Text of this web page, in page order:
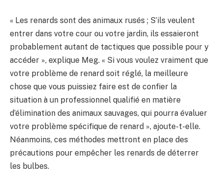
« Les renards sont des animaux rusés ; S’ils veulent
entrer dans votre cour ou votre jardin, ils essaieront
probablement autant de tactiques que possible pour y
accéder », explique Meg. « Si vous voulez vraiment que
votre problème de renard soit réglé, la meilleure
chose que vous puissiez faire est de confier la
situation à un professionnel qualifié en matière
d’élimination des animaux sauvages, qui pourra évaluer
votre problème spécifique de renard », ajoute-t-elle.
Néanmoins, ces méthodes mettront en place des
précautions pour empêcher les renards de déterrer
les bulbes.